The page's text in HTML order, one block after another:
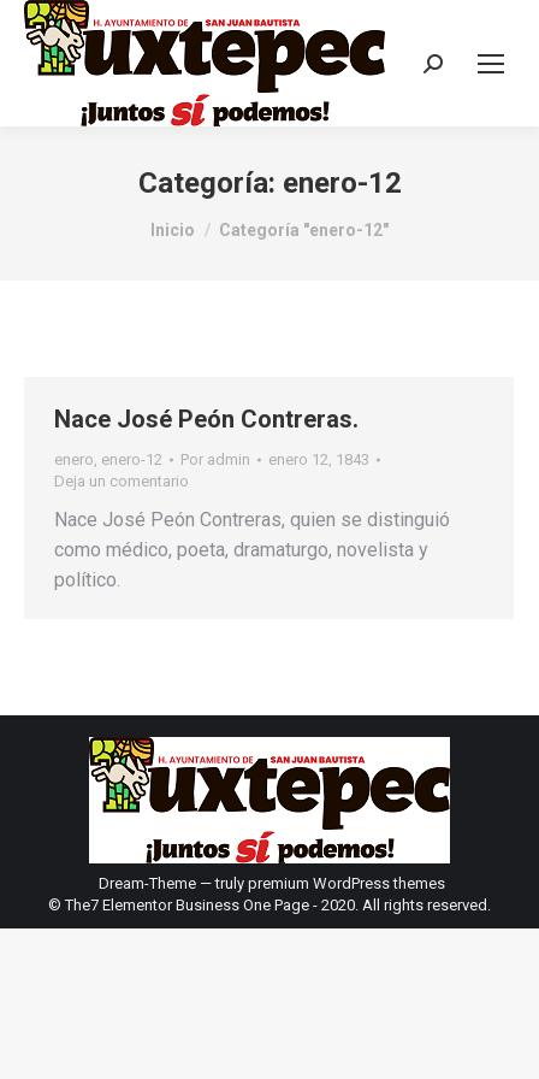
Categoría: enero-12
Estás aquí:
Inicio Categoría "enero-12"
Nace José Peón Contreras.
enero, enero-12 Por admin
enero 12, 1843
Deja un comentario
Nace José Peón Contreras, quien se distinguió
como médico, poeta, dramaturgo, novelista y
político.
Dream-Theme — truly premium WordPress themes
© The7 Elementor Business One Page - 2020. All rights reserved.